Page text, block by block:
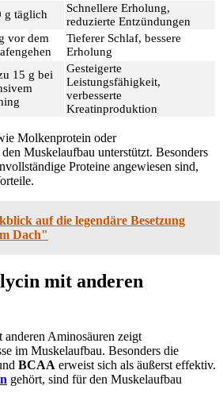
g täglich
Schnellere Erholung,
reduzierte Entzündungen
vor dem
Tieferer Schlaf, bessere
Erholung
15 g bei
Gesteigerte
Leistungsfähigkeit,
verbesserte
Kreatinproduktion
Molkenprotein oder
Muskelaufbau unterstützt. Besonders
Proteine angewiesen sind,
auf die legendäre Besetzung
Dach"
mit anderen
anderen Aminosäuren zeigt
im Muskelaufbau. Besonders die
BCAA erweist sich als äußerst effektiv.
gehört, sind für den Muskelaufbau